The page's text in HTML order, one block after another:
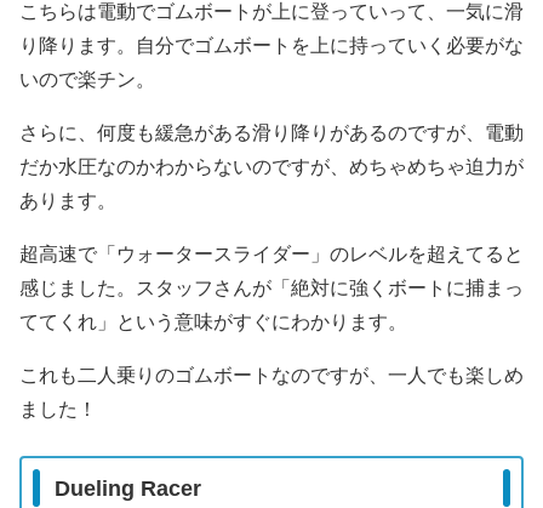
こちらは電動でゴムボートが上に登っていって、一気に滑
り降ります。自分でゴムボートを上に持っていく必要がな
いので楽チン。
さらに、何度も緩急がある滑り降りがあるのですが、電動
だか水圧なのかわからないのですが、めちゃめちゃ迫力が
あります。
超高速で「ウォータースライダー」のレベルを超えてると
感じました。スタッフさんが「絶対に強くボートに捕まっ
ててくれ」という意味がすぐにわかります。
これも二人乗りのゴムボートなのですが、一人でも楽しめ
ました！
Dueling Racer